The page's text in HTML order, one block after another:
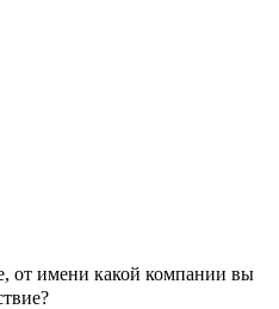
от имени какой компании вы